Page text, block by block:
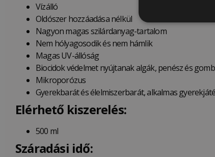
Vízálló
Oldószer hozzáadása nélkül
Nagyon magas szilárdanyag-tartalom
Nem hólyagosodik és nem hámlik
Magas UV-állóság
Biocidok védelmet nyújtanak algák, penész és
Mikroporózus
Gyerekbarát és élelmiszerbarát, alkalmas
Elérhető kiszerelés:
500 ml
Száradási idő: